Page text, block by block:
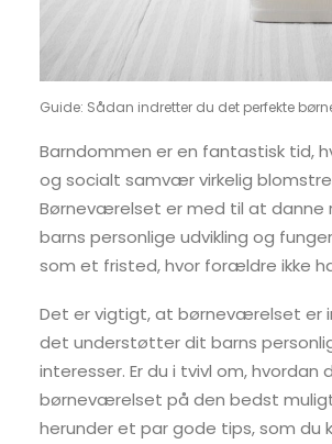
Guide: Sådan indretter du det perfekte
Barndommen er en fantastisk tid,
og socialt samvær virkelig
Børneværelset er med til at danne
barns personlige udvikling og
som et fristed, hvor forældre ikke
Det er vigtigt, at børneværelset er
det understøtter dit barns
interesser. Er du i tvivl om, hvordan
børneværelset på den bedst
herunder et par gode tips, som du